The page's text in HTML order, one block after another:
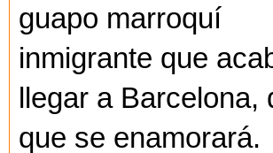
guapo marroquí
inmigrante que
llegar a Barcelona,
que se enamorará.